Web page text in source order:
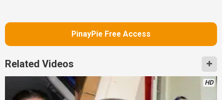
PinayPie Free Access
Related Videos
HD